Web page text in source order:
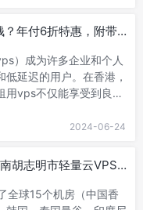
年付6折特惠，附带
）成为许多企业和个人
延迟的用户。在香港，
用vps不仅能享受到良好
2024-06-24
胡志明市轻量云VPS
全球15个机房（中国香